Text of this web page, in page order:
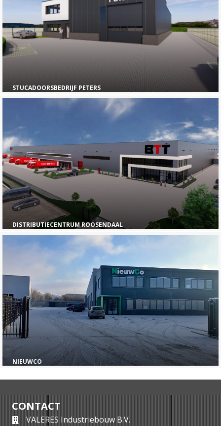
STUCADOORSBEDRIJF PETERS
DISTRIBUTIECENTRUM ROOSENDAAL
NIEUWCO
CONTACT
VALERES Industriebouw B.V.